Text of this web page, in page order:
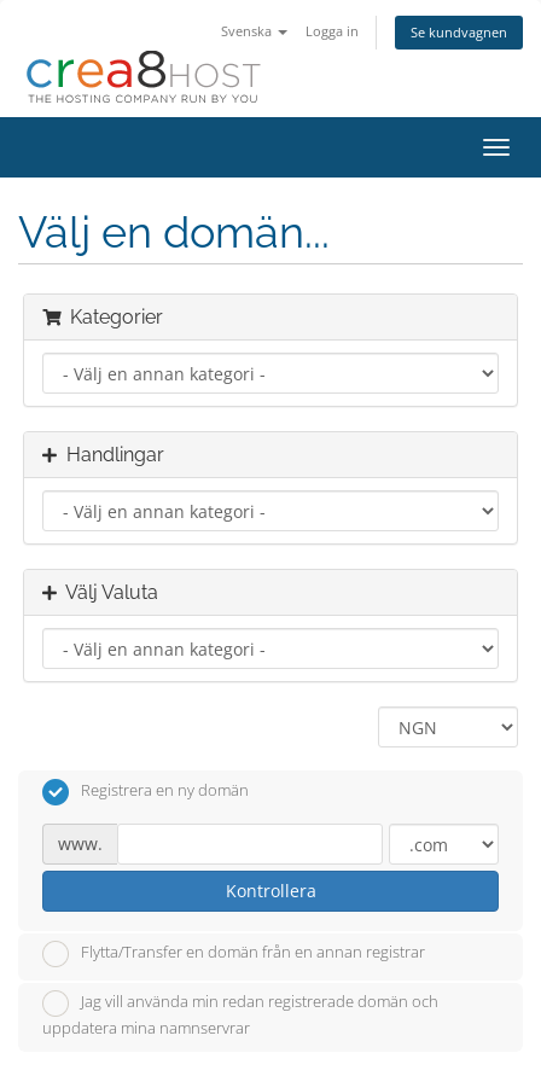
Svenska Logga in Se kundvagnen
Växla
Välj en domän...
Kategorier
Handlingar
Välj Valuta
Registrera en ny domän
www.
Kontrollera
Flytta/Transfer en domän från en annan registrar
Jag vill använda min redan registrerade domän och
uppdatera mina namnservrar